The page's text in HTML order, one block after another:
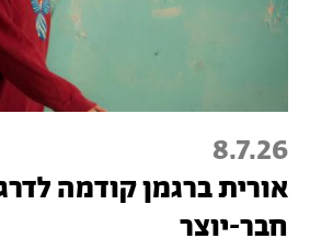
8.7.26
אורית ברגמן קודמה
חבר-יוצר